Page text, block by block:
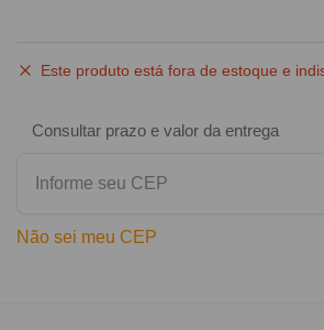
Este produto está fora de estoque e
Consultar prazo e valor da entrega
Não sei meu CEP